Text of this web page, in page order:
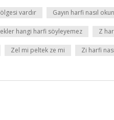
vardır Gayın harfi nasıl
hangi harfi söyleyemez Z
Zel mi peltek ze mi Zi harfi